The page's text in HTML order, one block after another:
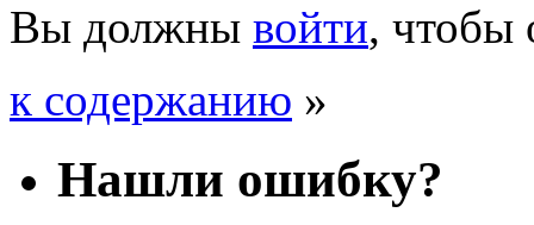
Вы должны войти, чтобы
к содержанию »
Нашли ошибку?